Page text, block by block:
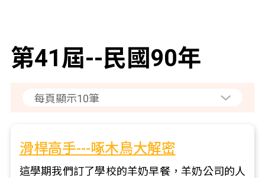
第41屆--民國90年
滑桿高手---啄木鳥大解密
這學期我們訂了學校的羊奶早餐，羊奶公司的人